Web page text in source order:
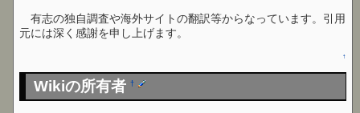
有志の独自調査や海外サイトの翻訳等からなっています。引用
元には深く感謝を申し上げます。
↑
Wikiの所有者†